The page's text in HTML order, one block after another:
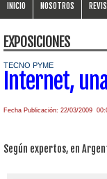
INICIO NOSOTROS
EXPOSICIONES
TECNO PYME
Internet,
Fecha Publicación: 22/03/2009
Según expertos, en